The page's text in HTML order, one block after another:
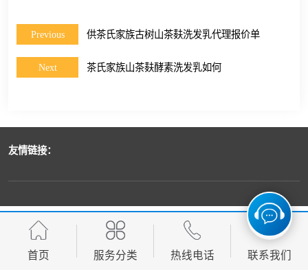
Previous 供茶氏家族古树山茶麸洗发乳代理报价单
Next 茶氏家族山茶麸酵素洗发乳如何
友情链接：
首页 服务分类 热线电话 联系我们